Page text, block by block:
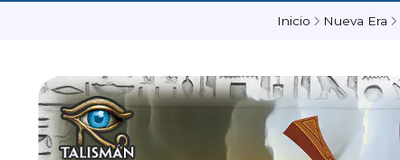
Inicio Nueva Era